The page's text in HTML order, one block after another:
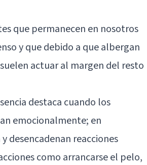
que permanecen en nosotros
y que debido a que albergan
actuar al margen del resto
destaca cuando los
emocionalmente; en
desencadenan reacciones
como arrancarse el pelo,